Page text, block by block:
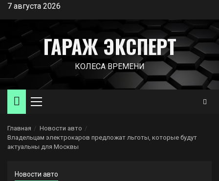
Перейти
содержимому
7 августа 2026
ГАРАЖ ЭКСПЕРТ
КОЛЕСА ВРЕМЕНИ
Основное
Главная
Новости авто
Владельцам электрокаров предложат льготы, которые будут
актуальны для Москвы
Новости авто